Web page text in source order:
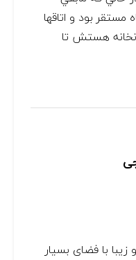
بود و اتاقها
هستش تا
با فضای بسیار